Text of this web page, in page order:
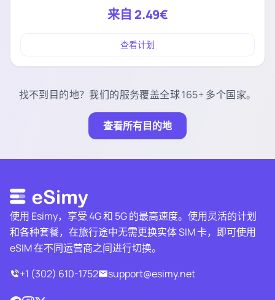
来自 2.49€
查看计划
找不到目的地？我们的服务覆盖全球 165+ 多个国家。
查看所有目的地
使用 Esimy，享受 4G 和 5G 的最高速度。使用灵活的计划
和各种套餐，在旅行途中无需更换实体 SIM 卡，即可使用
eSIM 在不同运营商之间进行切换。
+1 (302) 610-1752
support@esimy.net